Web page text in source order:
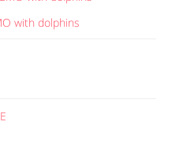
with dolphins